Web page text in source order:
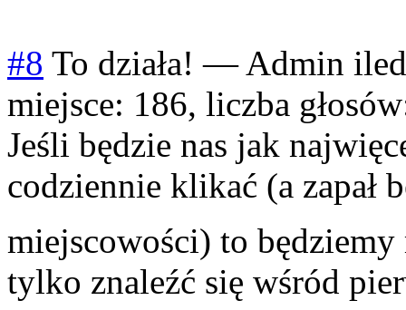
#8 To działa! —Admin
miejsce: 186, liczba
Jeśli będzie nas jak
codziennie klikać (a zapał
miejscowości) to
tylko znaleźć się wśród